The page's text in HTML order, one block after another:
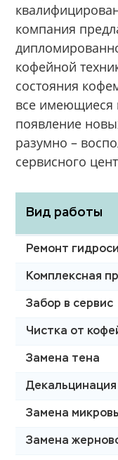
компания
кофейной
состояния
все имеющиеся
появление
разумно –
сервисного
Вид работы
Ремонт
Комплексная
Забор в сервис
Чистка от
Замена тена
Декальцинация
Замена
Замена